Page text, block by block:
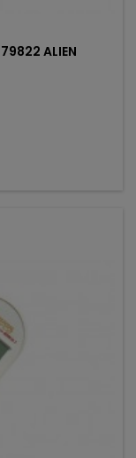
ALIEN